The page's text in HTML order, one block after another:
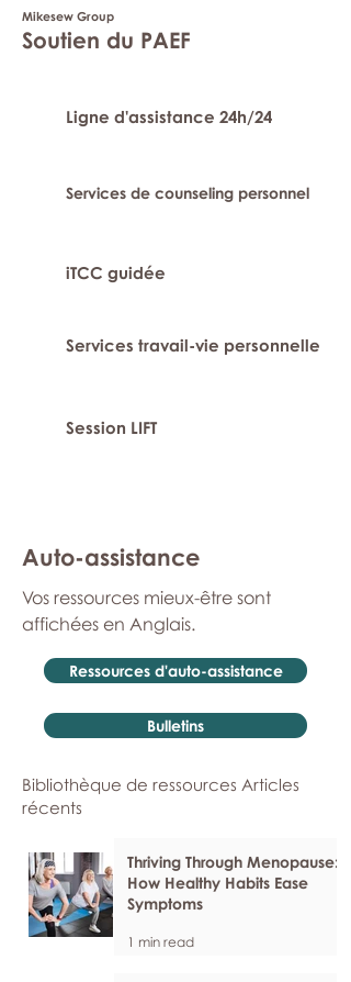
Mikesew Group
Soutien du PAEF
Ligne d'assistance 24h/24
Services de counseling personnel
iTCC guidée
Services travail-vie personnelle
Session LIFT
Auto-assistance
Vos ressources mieux-être sont
affichées en Anglais.
Ressources d'auto-assistance
Bulletins
Bibliothèque de ressources Articles
récents
Thriving Through Menopause:
How Healthy Habits Ease
Symptoms
1 min read